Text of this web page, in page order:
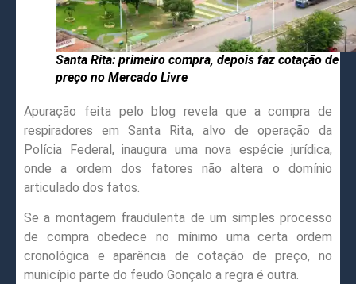
Santa Rita: primeiro compra, depois faz cotação de
preço no Mercado Livre
Apuração feita pelo blog revela que a compra de
respiradores em Santa Rita, alvo de operação da
Polícia Federal, inaugura uma nova espécie jurídica,
onde a ordem dos fatores não altera o domínio
articulado dos fatos.
Se a montagem fraudulenta de um simples processo
de compra obedece no mínimo uma certa ordem
cronológica e aparência de cotação de preço, no
município parte do feudo Gonçalo a regra é outra.